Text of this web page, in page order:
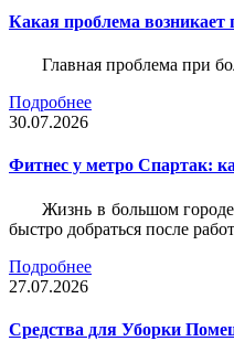
Какая проблема возникает
Главная проблема при
Подробнее
30.07.2026
Фитнес у метро Спартак:
Жизнь в большом
быстро добраться после
Подробнее
27.07.2026
Средства для Уборки